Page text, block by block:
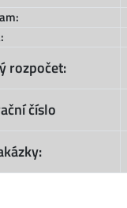
rozpočet:
číslo